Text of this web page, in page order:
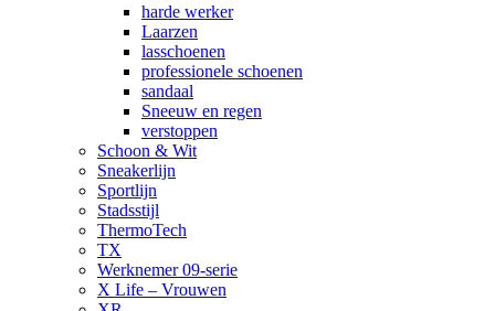
harde werker
Laarzen
lasschoenen
professionele schoenen
sandaal
Sneeuw en regen
verstoppen
Schoon & Wit
Sneakerlijn
Sportlijn
Stadsstijl
ThermoTech
TX
Werknemer 09-serie
X Life – Vrouwen